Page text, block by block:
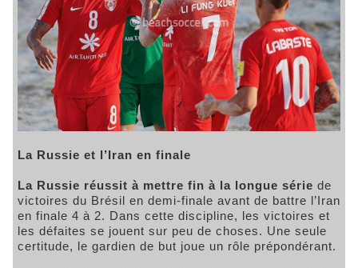
La Russie et l’Iran en finale
La Russie réussit à mettre fin à la longue série de
victoires du Brésil en demi-finale avant de battre l’Iran
en finale 4 à 2. Dans cette discipline, les victoires et
les défaites se jouent sur peu de choses. Une seule
certitude, le gardien de but joue un rôle prépondérant.